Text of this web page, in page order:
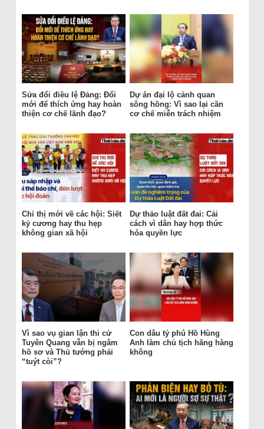
Sửa đổi điều lệ Đảng: Đổi
mới để thích ứng hay hoàn
thiện cơ chế lãnh đạo?
Dự án đại lộ cảnh quan
sông hồng: Vì sao lại cần
cơ chế miễn trách nhiệm
Chỉ thị mới về các hội: Siết
kỷ cương hay thu hẹp
không gian xã hội
Dự thảo luật đất đai: Cải
cách vì dân hay hợp thức
hóa quyền lực
Vì sao vụ gian lận thi cử
Tuyên Quang vẫn bị ngâm
hồ sơ và Thủ tướng phải
“tuýt còi”?
Con dâu tỷ phú Hồ Hùng
Anh làm chủ tịch hãng hàng
không